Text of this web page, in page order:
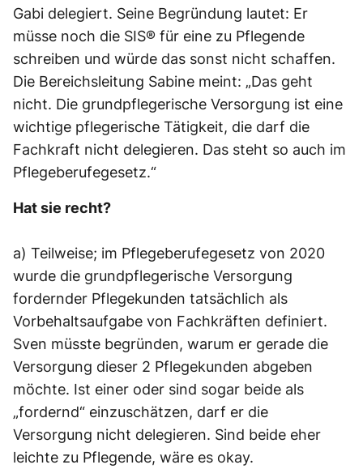
Gabi delegiert. Seine Begründung lautet: Er
müsse noch die SIS® für eine zu Pflegende
schreiben und würde das sonst nicht schaffen.
Die Bereichsleitung Sabine meint: „Das geht
nicht. Die grundpflegerische Versorgung ist eine
wichtige pflegerische Tätigkeit, die darf die
Fachkraft nicht delegieren. Das steht so auch im
Pflegeberufegesetz.“
Hat sie recht?
a) Teilweise; im Pflegeberufegesetz von 2020
wurde die grundpflegerische Versorgung
fordernder Pflegekunden tatsächlich als
Vorbehaltsaufgabe von Fachkräften definiert.
Sven müsste begründen, warum er gerade die
Versorgung dieser 2 Pflegekunden abgeben
möchte. Ist einer oder sind sogar beide als
„fordernd“ einzuschätzen, darf er die
Versorgung nicht delegieren. Sind beide eher
leichte zu Pflegende, wäre es okay.